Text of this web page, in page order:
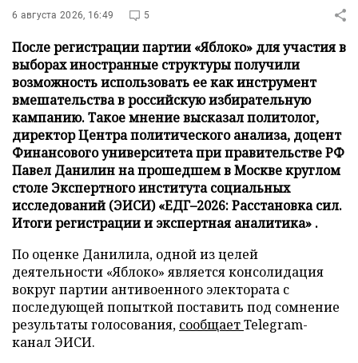
6 августа 2026, 16:49 5
После регистрации партии «Яблоко» для участия в
выборах иностранные структуры получили
возможность использовать ее как инструмент
вмешательства в российскую избирательную
кампанию. Такое мнение высказал политолог,
директор Центра политического анализа, доцент
Финансового университета при правительстве РФ
Павел Данилин на прошедшем в Москве круглом
столе Экспертного института социальных
исследований (ЭИСИ) «ЕДГ–2026: Расстановка сил.
Итоги регистрации и экспертная аналитика» .
По оценке Данилила, одной из целей
деятельности «Яблоко» является консолидация
вокруг партии антивоенного электората с
последующей попыткой поставить под сомнение
результаты голосования, сообщаетTelegram-
канал ЭИСИ.